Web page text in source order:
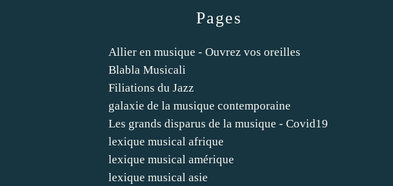
Pages
Allier en musique - Ouvrez vos oreilles
Blabla Musicali
Filiations du Jazz
galaxie de la musique contemporaine
Les grands disparus de la musique - Covid19
lexique musical afrique
lexique musical amérique
lexique musical asie